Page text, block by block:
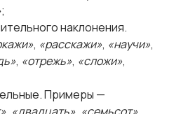
;
наклонения.
, «расскажи», «научи»,
, «отрежь», «сложи»,
Примеры —